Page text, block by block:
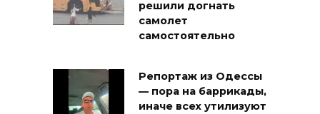
решили догнать
самолет
самостоятельно
Репортаж из Одессы
— пора на баррикады,
иначе всех утилизуют